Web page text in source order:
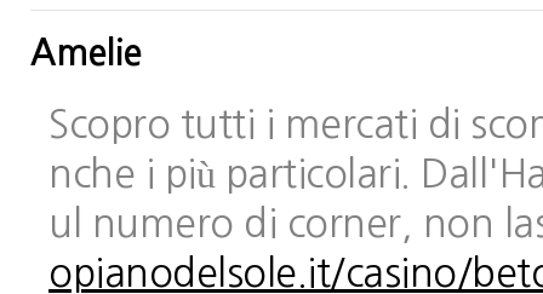
Amelie
Scopro tutti i mercati di
nche i più particolari.
ul numero di corner, non
opianodelsole.it/casino/